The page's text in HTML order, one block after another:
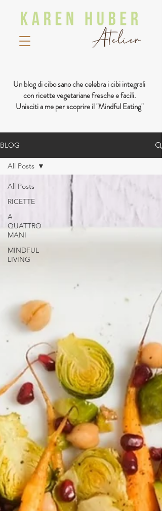
BLOG
All Posts
RICETTE
A
QUATTRO
MANI
MINDFUL
LIVING
All Posts
Un blog di cibo sano che celebra i cibi integrali
con ricette vegetariane fresche e facili.
Unisciti a me per scoprire il "Mindful Eating"